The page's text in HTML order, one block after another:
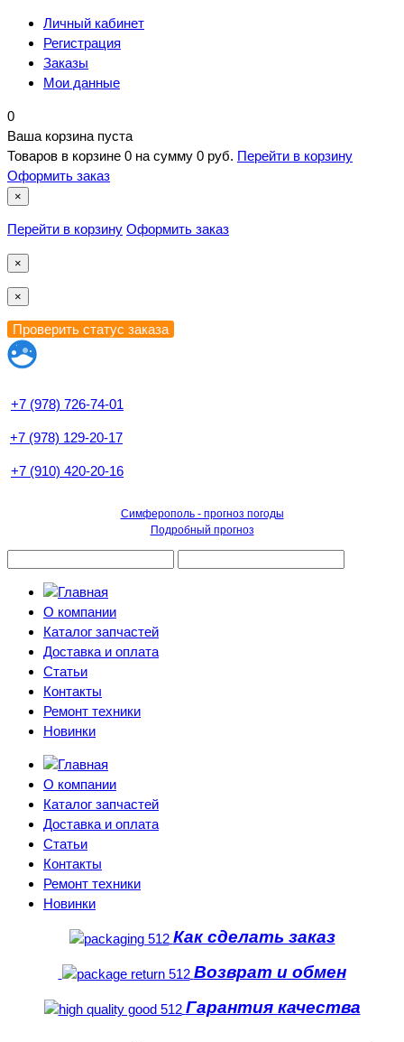
Личный кабинет
Регистрация
Заказы
Мои данные
0
Ваша корзина пуста
Товаров в корзине 0 на сумму 0 руб. Перейти в корзину
Оформить заказ
×
Перейти в корзину Оформить заказ
×
×
+7 (978) 726-74-01
+7 (978) 129-20-17
+7 (910) 420-20-16
Симферополь - прогноз погоды
Подробный прогноз
О компании
Каталог запчастей
Доставка и оплата
Статьи
Контакты
Ремонт техники
Новинки
О компании
Каталог запчастей
Доставка и оплата
Статьи
Контакты
Ремонт техники
Новинки
Как сделать заказ
Возврат и обмен
Гарантия качества